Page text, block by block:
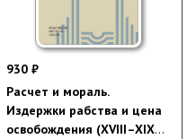
930 ₽
Расчет и мораль.
Издержки рабства и цена
освобождения (XVIII–XIX